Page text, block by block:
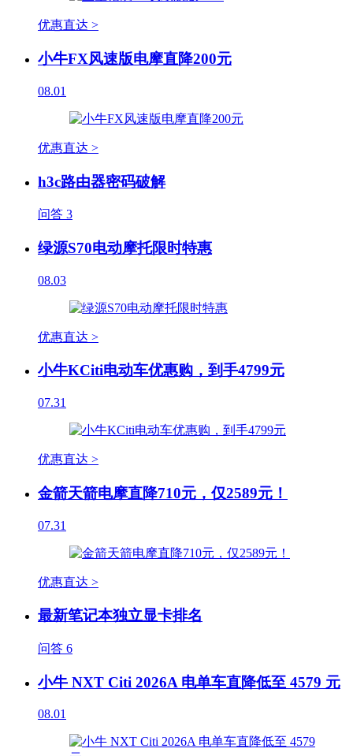
优惠直达 >
小牛FX风速版电摩直降200元
08.01
优惠直达 >
h3c路由器密码破解
问答 3
绿源S70电动摩托限时特惠
08.03
优惠直达 >
小牛KCiti电动车优惠购，到手4799元
07.31
优惠直达 >
金箭天箭电摩直降710元，仅2589元！
07.31
优惠直达 >
最新笔记本独立显卡排名
问答 6
小牛 NXT Citi 2026A 电单车直降低至 4579 元
08.01